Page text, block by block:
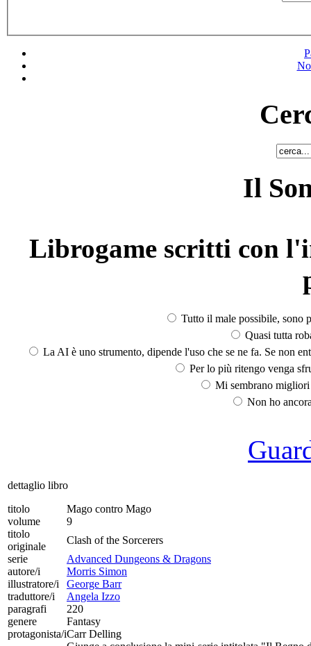
Il
Librogame scritti con
Tutto il male possibile, sono
Quasi tutta
La AI è uno strumento, dipende l'uso che se ne fa. Se non
Per lo più ritengo venga
Mi sembrano
Non ho
dettaglio libro
titolo
Mago contro Mago
volume
9
titolo
originale
Clash of the Sorcerers
serie
Advanced Dungeons & Dragons
autore/i
Morris Simon
illustratore/i
George Barr
traduttore/i
Angela Izzo
paragrafi
220
genere
Fantasy
protagonista/iCarr Delling